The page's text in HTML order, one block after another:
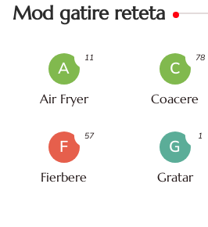
Mod gatire reteta
A
Air Fryer
11
C
Coacere
78
F
Fierbere
57
G
Gratar
1